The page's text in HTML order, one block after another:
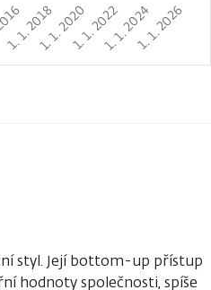
1. 1. 20181. 1. 20201. 1. 20221. 1. 20241. 1. 2026
styl. Její bottom-up přístup
hodnoty společnosti, spíše